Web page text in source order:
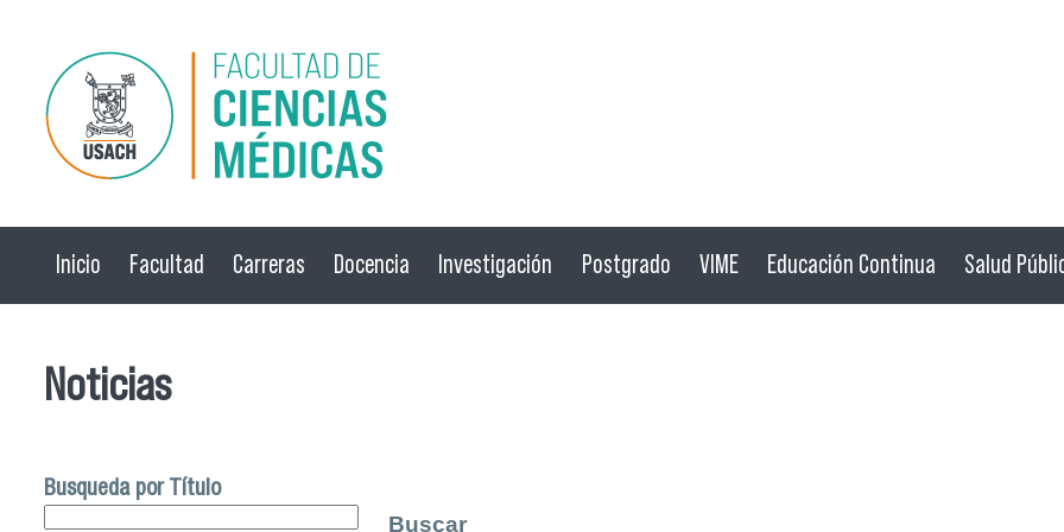
Pasar al contenido principal
Inicio Facultad Carreras Docencia Investigación Postgrado VIME Educación Continua Salud
Noticias
Busqueda por Título